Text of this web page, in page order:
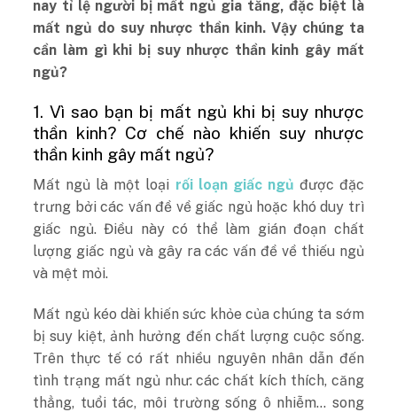
nay tỉ lệ người bị mất ngủ gia tăng, đặc biệt là
mất ngủ do suy nhược thần kinh. Vậy chúng ta
cần làm gì khi bị suy nhược thần kinh gây mất
ngủ?
1. Vì sao bạn bị mất ngủ khi bị suy nhược
thần kinh? Cơ chế nào khiến suy nhược
thần kinh gây mất ngủ?
Mất ngủ là một loại rối loạn giấc ngủ được đặc
trưng bởi các vấn đề về giấc ngủ hoặc khó duy trì
giấc ngủ. Điều này có thể làm gián đoạn chất
lượng giấc ngủ và gây ra các vấn đề về thiếu ngủ
và mệt mỏi.
Mất ngủ kéo dài khiến sức khỏe của chúng ta sớm
bị suy kiệt, ảnh hưởng đến chất lượng cuộc sống.
Trên thực tế có rất nhiều nguyên nhân dẫn đến
tình trạng mất ngủ như: các chất kích thích, căng
thẳng, tuổi tác, môi trường sống ô nhiễm… song